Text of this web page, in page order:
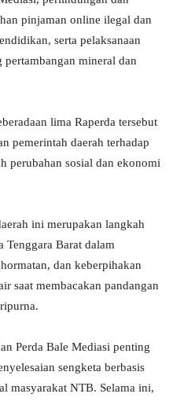
pinjaman online ilegal dan
serta pelaksanaan
mineral dan
lima Raperda tersebut
pemerintah daerah terhadap
perubahan sosial dan ekonomi
ini merupakan langkah
Tenggara Barat dalam
dan keberpihakan
saat membacakan pandangan
Perda Bale Mediasi penting
sengketa berbasis
masyarakat NTB. Selama ini,